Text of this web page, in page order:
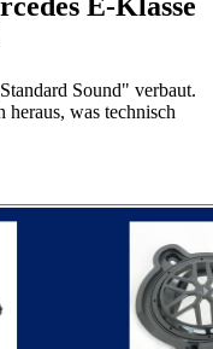
Sound" verbaut.
heraus, was technisch